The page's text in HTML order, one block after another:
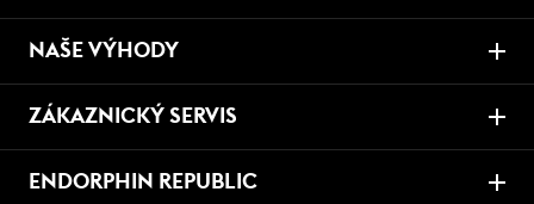
NAŠE VÝHODY
ZÁKAZNICKÝ SERVIS
ENDORPHIN REPUBLIC